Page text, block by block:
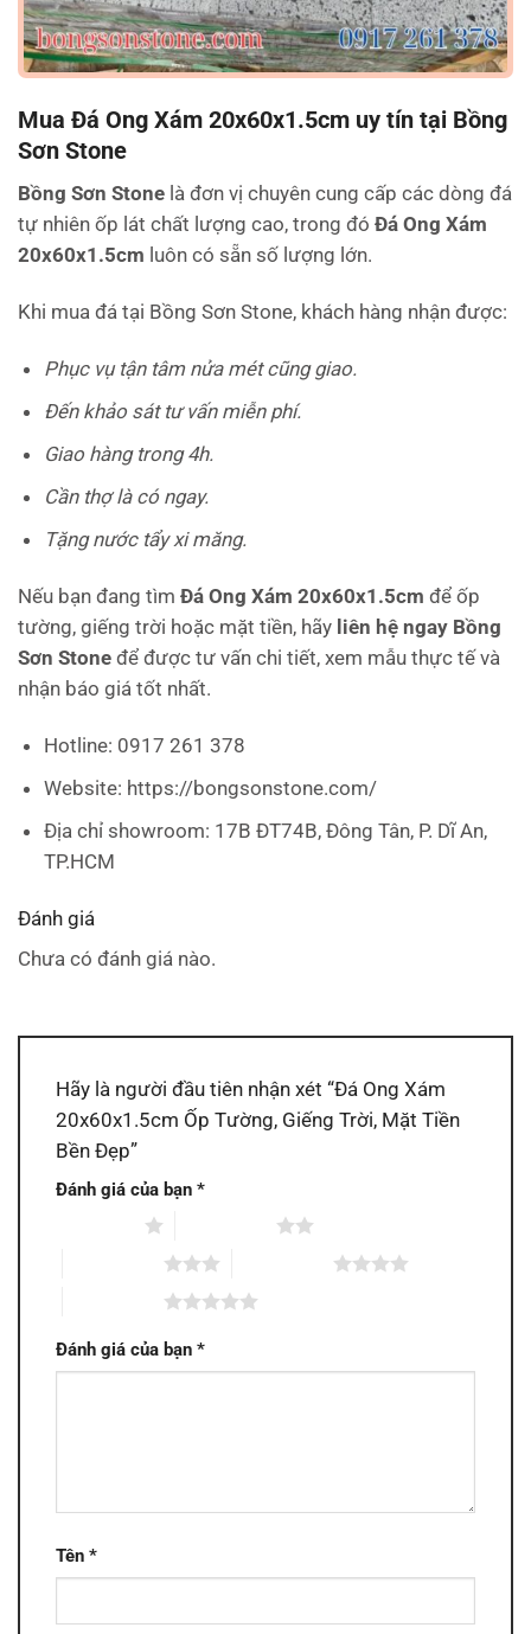
Mua Đá Ong Xám 20x60x1.5cm uy tín tại Bồng
Sơn Stone
Bồng Sơn Stone là đơn vị chuyên cung cấp các dòng đá
tự nhiên ốp lát chất lượng cao, trong đó Đá Ong Xám
20x60x1.5cm luôn có sẵn số lượng lớn.
Khi mua đá tại Bồng Sơn Stone, khách hàng nhận được:
Phục vụ tận tâm nửa mét cũng giao.
Đến khảo sát tư vấn miễn phí.
Giao hàng trong 4h.
Cần thợ là có ngay.
Tặng nước tẩy xi măng.
Nếu bạn đang tìm Đá Ong Xám 20x60x1.5cm để ốp
tường, giếng trời hoặc mặt tiền, hãy liên hệ ngay Bồng
Sơn Stone để được tư vấn chi tiết, xem mẫu thực tế và
nhận báo giá tốt nhất.
Hotline: 0917 261 378
Website: https://bongsonstone.com/
Địa chỉ showroom: 17B ĐT74B, Đông Tân, P. Dĩ An,
TP.HCM
Đánh giá
Chưa có đánh giá nào.
Hãy là người đầu tiên nhận xét “Đá Ong Xám
20x60x1.5cm Ốp Tường, Giếng Trời, Mặt Tiền
Bền Đẹp”
Đánh giá của bạn *
Đánh giá của bạn *
Tên *